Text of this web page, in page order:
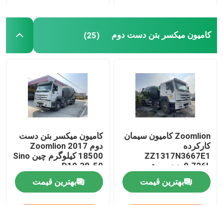
تماس با ما
درخواست نقل قول
جرثقیل کامیون دست دوم
کامیون پمپ بتن مورد استفاده
کامیون میکسر بتن دست دوم
پمپ تریلر بتن دست دوم
کامیون میکسر بتن دست دوم (25)
Zoomlion کامیون سیمان
کارکرده
ZZ1317N3667E1
9.726L حجم موتور
بهترین قیمت
کامیون میکسر بتن دست
دوم Zoomlion 2017
18500 کیلوگرم چین Sino
D10.38-50
بهترین قیمت